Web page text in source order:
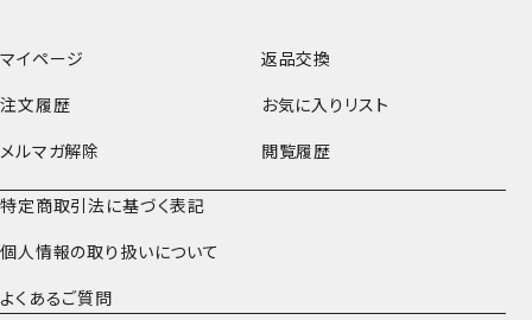
マイページ
返品交換
注文履歴
お気に入りリスト
メルマガ解除
閲覧履歴
特定商取引法に基づく表記
個人情報の取り扱いについて
よくあるご質問